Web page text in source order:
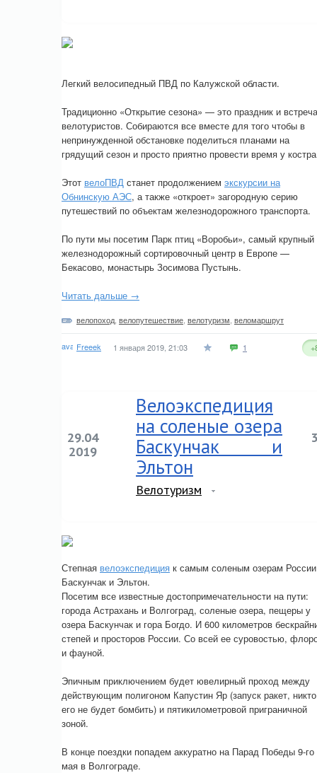
Легкий велосипедный ПВД по Калужской области.
Традиционно «Открытие сезона» — это праздник и встреча
велотуристов. Собираются все вместе для того чтобы в
непринужденной обстановке поделиться планами на
грядущий сезон и просто приятно провести время у
Этот велоПВД станет продолжением экскурсии на
Обнинскую АЭС, а также «откроет» загородную серию
путешествий по объектам железнодорожного транспорта.
По пути мы посетим Парк птиц «Воробьи», самый крупный
железнодорожный сортировочный центр в Европе —
Бекасово, монастырь Зосимова Пустынь.
Читать дальше →
велопоход велопутешествие велотуризм веломаршрут
Freeek 1 января 2019, 21:03 1
29.04
2019
Велоэкспедиция
на соленые озера
Баскунчак и
Эльтон
Велотуризм
3
Степная велоэкспедиция к самым соленым озерам России
Баскунчак и Эльтон.
Посетим все известные достопримечательности на пути:
города Астрахань и Волгоград, соленые озера, пещеры у
озера Баскунчак и гора Богдо. И 600 километров
степей и просторов России. Со всей ее суровостью,
и фауной.
Эпичным приключением будет ювелирный проход между
действующим полигоном Капустин Яр (запуск ракет, никто
его не будет бомбить) и пятикилометровой приграничной
зоной.
В конце поездки попадем аккуратно на Парад Победы 9-го
мая в Волгограде.